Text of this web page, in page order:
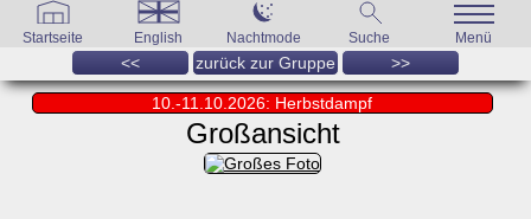
Startseite English Nachtmode Suche Menü
<< zurück zur Gruppe >>
10.-11.10.2026: Herbstdampf
Großansicht